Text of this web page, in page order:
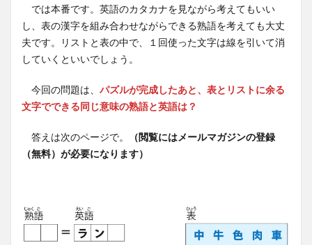
では本番です。英語のカタカナを見ながら考えてもいい
し、表の漢字を組み合わせながらできる熟語を考えても大丈
夫です。リストと表の中で、１回使った文字は線を引いて消
していくといいでしょう。
今回の問題は、 パズルが完成したあと、表とリストに余る
文字でできる同じ意味の熟語と英語は？
答えは次のページで。
（閲覧にはメールマガジンの登録
（無料）が必要になります）